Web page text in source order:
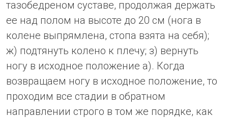
тазобедреном суставе, продолжая держать
ее над полом на высоте до 20 см (нога в
колене выпрямлена, стопа взята на себя);
ж) подтянуть колено к плечу; з) вернуть
ногу в исходное положение а). Когда
возвращаем ногу в исходное положение, то
проходим все стадии в обратном
направлении строго в том же порядке, как